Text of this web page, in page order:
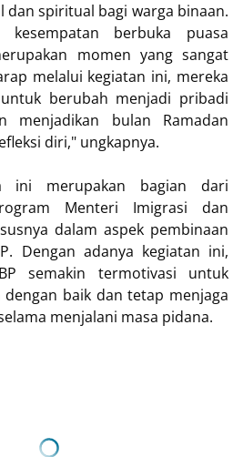
spiritual bagi warga binaan.
kesempatan berbuka puasa
momen yang sangat
melalui kegiatan ini, mereka
berubah menjadi pribadi
menjadikan bulan Ramadan
diri," ungkapnya.
ini merupakan bagian dari
Menteri Imigrasi dan
dalam aspek pembinaan
Dengan adanya kegiatan ini,
semakin termotivasi untuk
baik dan tetap menjaga
menjalani masa pidana.